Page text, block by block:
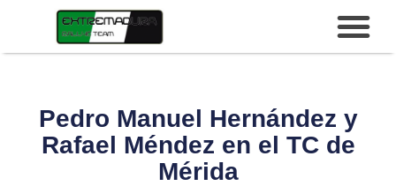
Pedro Manuel Hernández y
Rafael Méndez en el TC de
Mérida